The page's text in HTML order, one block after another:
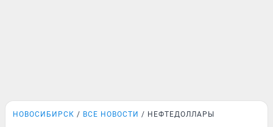
НОВОСИБИРСК ВСЕ НОВОСТИ НЕФТЕДОЛЛАРЫ